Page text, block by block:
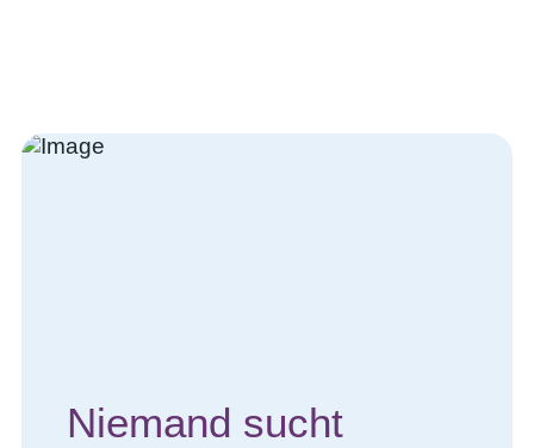
Niemand sucht